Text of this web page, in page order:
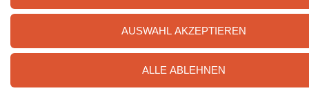
AUSWAHL AKZEPTIEREN
ALLE ABLEHNEN